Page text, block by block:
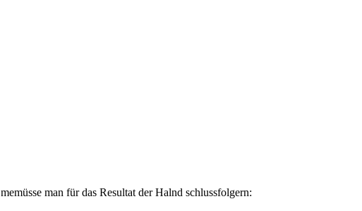
memüsse man für das Resultat der Halnd schlussfolgern: